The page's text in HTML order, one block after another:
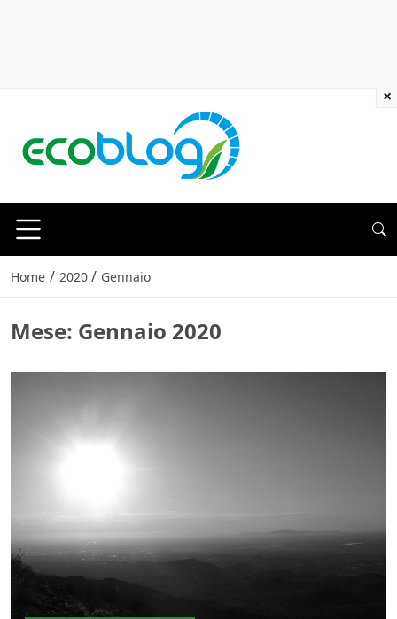
Home / 2020 / Gennaio
Mese: Gennaio 2020
×